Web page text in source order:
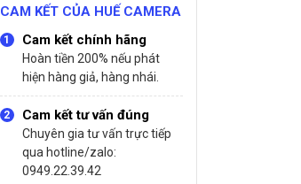
CAM KẾT CỦA HUẾ CAMERA
Cam kết chính hãng
Hoàn tiền 200% nếu phát
hiện hàng giả, hàng nhái.
Cam kết tư vấn đúng
Chuyên gia tư vấn trực tiếp
qua hotline/zalo:
0949.22.39.42